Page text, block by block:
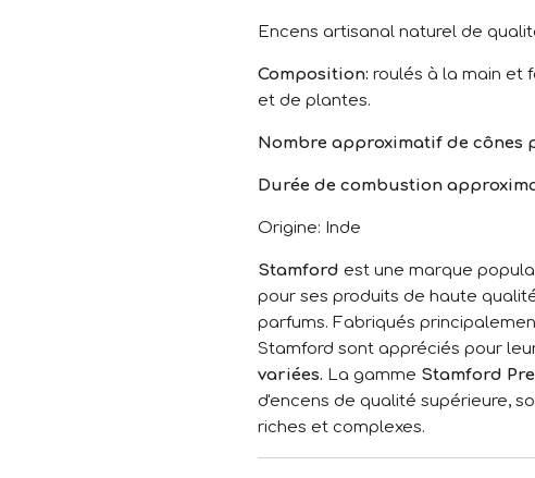
Encens artisanal naturel de
Composition: roulés à la main et
et de plantes.
Nombre approximatif de cônes
Durée de combustion
Origine: Inde
Stamford est une marque
pour ses produits de haute
parfums. Fabriqués
Stamford sont appréciés pour
variées. La gamme Stamford
d'encens de qualité supérieure,
riches et complexes.